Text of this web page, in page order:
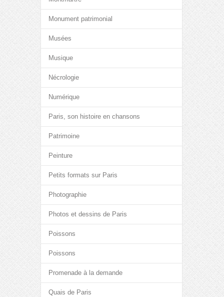
Monument patrimonial
Musées
Musique
Nécrologie
Numérique
Paris, son histoire en chansons
Patrimoine
Peinture
Petits formats sur Paris
Photographie
Photos et dessins de Paris
Poissons
Poissons
Promenade à la demande
Quais de Paris